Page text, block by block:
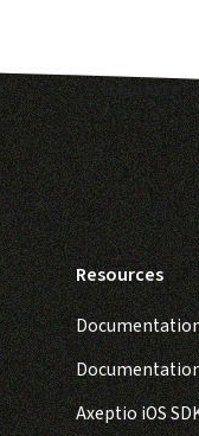
Démarrer
Resources
Axeptio iOS